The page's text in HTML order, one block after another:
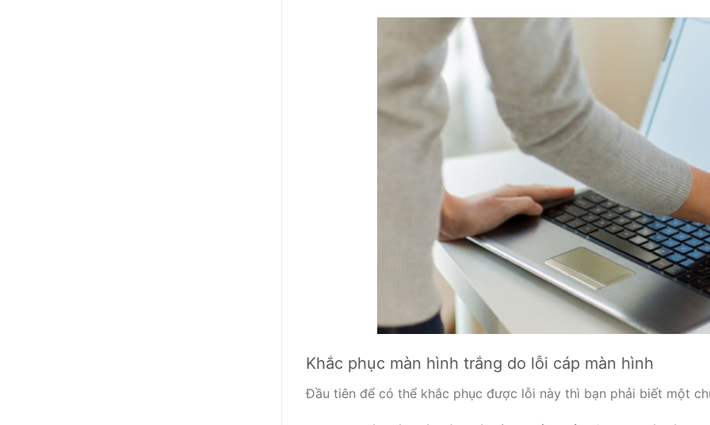
Khắc phục màn hình trắng do lỗi cáp màn hình
Đầu tiên để có thể khắc phục được lỗi này thì bạn phải biết một